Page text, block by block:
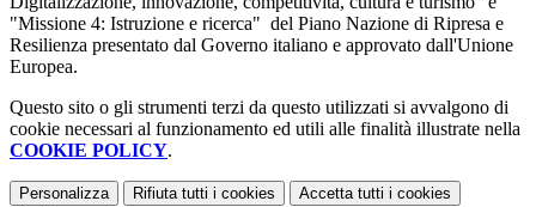
"Missione 4: Istruzione e ricerca" del Piano Nazione di Ripresa e
Resilienza presentato dal Governo italiano e approvato dall'Unione
Europea.
Questo sito o gli strumenti terzi da questo utilizzati si avvalgono di
cookie necessari al funzionamento ed utili alle finalità illustrate nella
COOKIE POLICY.
Personalizza Rifiuta tutti i cookies Accetta tutti i cookies